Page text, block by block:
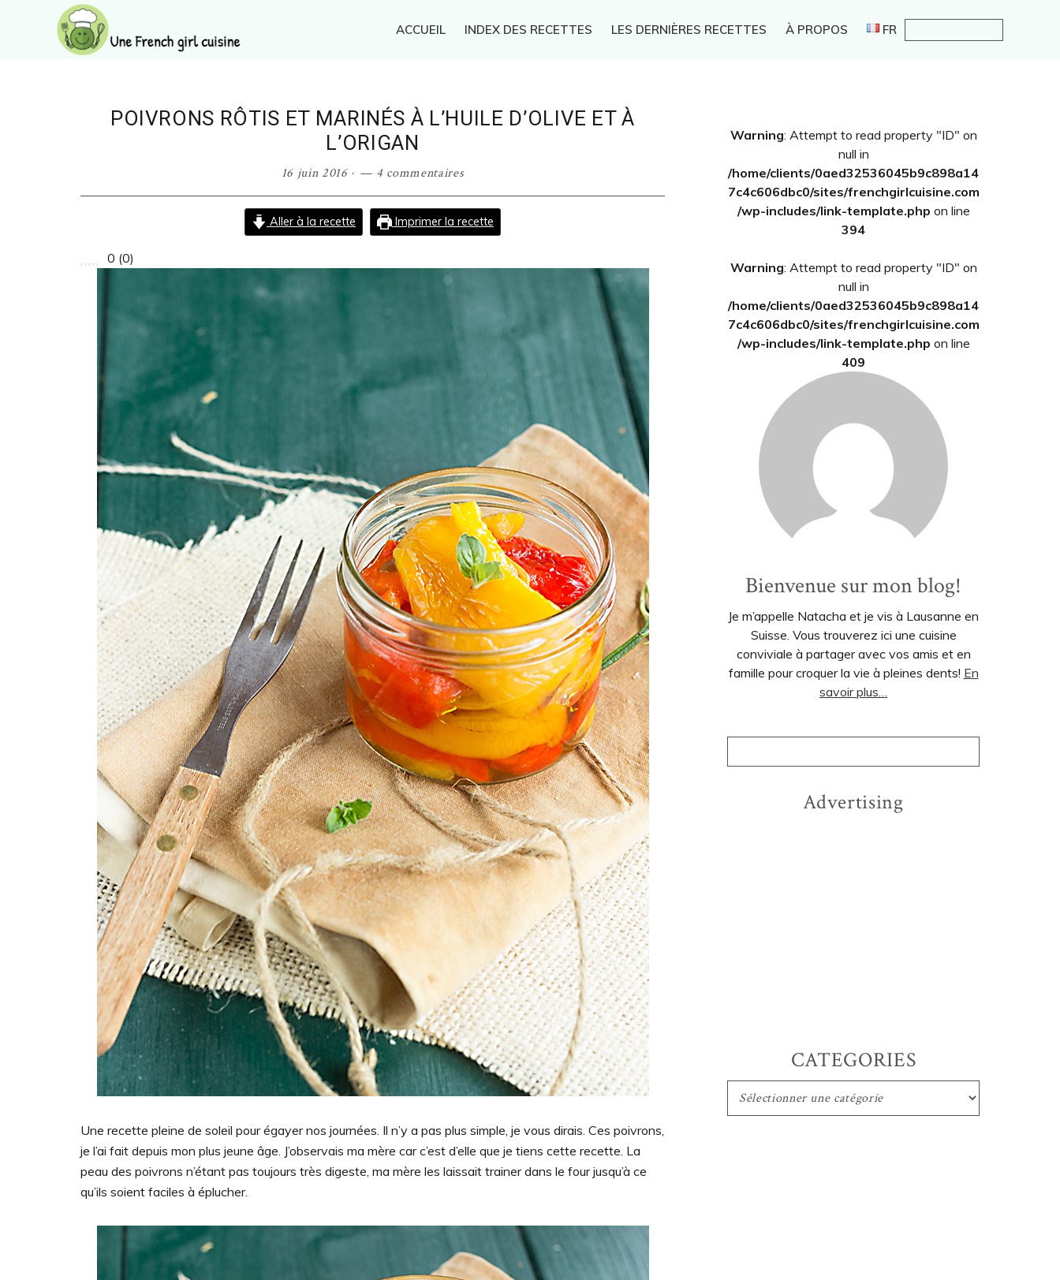
ACCUEIL INDEX DES RECETTES LES DERNIÈRES RECETTES À PROPOS FR
POIVRONS RÔTIS ET MARINÉS À L’HUILE D’OLIVE ET À
L’ORIGAN
16 juin 2016· 4 commentaires
Aller à la recette Imprimer la recette
0 (0)
Une recette pleine de soleil pour égayer nos journées. Il n’y a pas plus simple, je vous dirais. Ces poivrons,
je l’ai fait depuis mon plus jeune âge. J’observais ma mère car c’est d’elle que je tiens cette recette. La
peau des poivrons n’étant pas toujours très digeste, ma mère les laissait trainer dans le four jusqu’à ce
qu’ils soient faciles à éplucher.
latérale
principale
Warning: Attempt to read property "ID" on
null in
/home/clients/0aed32536045b9c898a14
7c4c606dbc0/sites/frenchgirlcuisine.com
/wp-includes/link-template.php on line
394
Warning: Attempt to read property "ID" on
null in
/home/clients/0aed32536045b9c898a14
7c4c606dbc0/sites/frenchgirlcuisine.com
/wp-includes/link-template.php on line
409
Bienvenue sur mon blog!
Je m’appelle Natacha et je vis à Lausanne en
Suisse. Vous trouverez ici une cuisine
conviviale à partager avec vos amis et en
famille pour croquer la vie à pleines dents! En
savoir plus…
Advertising
CATEGORIES
CATEGORIES